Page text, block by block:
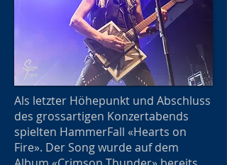
Als letzter Höhepunkt und Abschluss
des grossartigen Konzertabends
spielten HammerFall «Hearts on
Fire». Der Song wurde auf dem